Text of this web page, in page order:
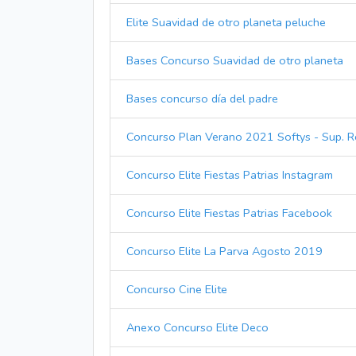
Elite Suavidad de otro planeta peluche
Bases Concurso Suavidad de otro planeta
Bases concurso día del padre
Concurso Plan Verano 2021 Softys - Sup.
Concurso Elite Fiestas Patrias Instagram
Concurso Elite Fiestas Patrias Facebook
Concurso Elite La Parva Agosto 2019
Concurso Cine Elite
Anexo Concurso Elite Deco